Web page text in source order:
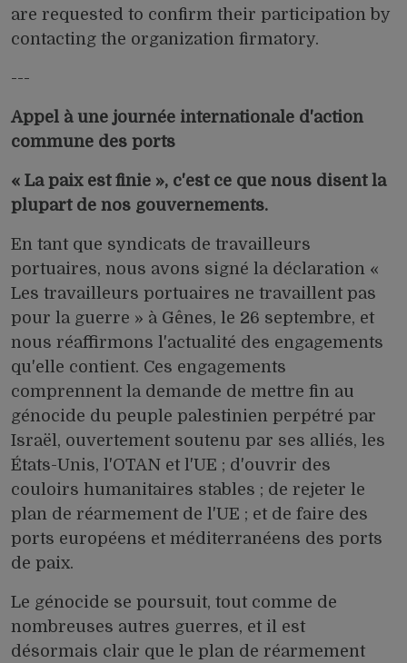
are requested to confirm their participation by
contacting the organization firmatory.
---
Appel à une journée internationale d'action
commune des ports
« La paix est finie », c'est ce que nous disent la
plupart de nos gouvernements.
En tant que syndicats de travailleurs
portuaires, nous avons signé la déclaration «
Les travailleurs portuaires ne travaillent pas
pour la guerre » à Gênes, le 26 septembre, et
nous réaffirmons l'actualité des engagements
qu'elle contient. Ces engagements
comprennent la demande de mettre fin au
génocide du peuple palestinien perpétré par
Israël, ouvertement soutenu par ses alliés, les
États-Unis, l'OTAN et l'UE ; d'ouvrir des
couloirs humanitaires stables ; de rejeter le
plan de réarmement de l'UE ; et de faire des
ports européens et méditerranéens des ports
de paix.
Le génocide se poursuit, tout comme de
nombreuses autres guerres, et il est
désormais clair que le plan de réarmement